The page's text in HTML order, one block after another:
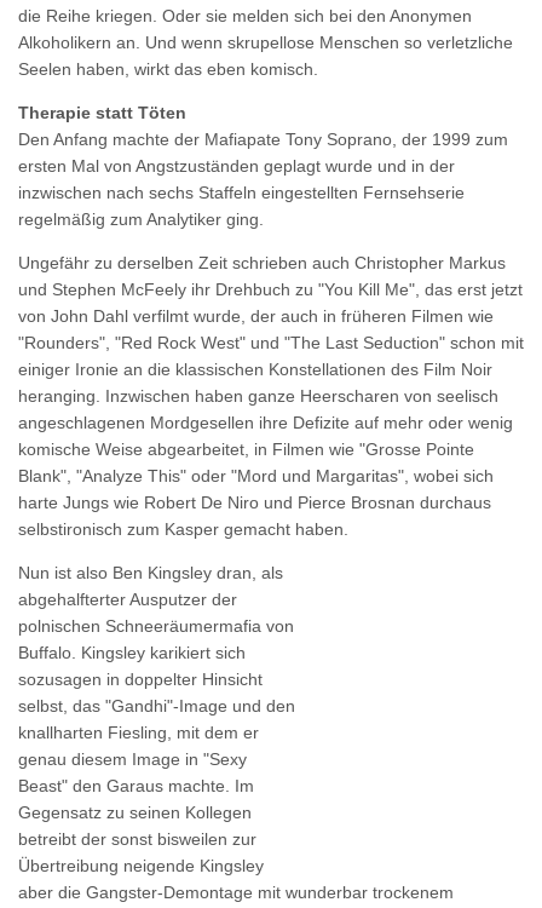
die Reihe kriegen. Oder sie melden sich bei den Anonymen
Alkoholikern an. Und wenn skrupellose Menschen so verletzliche
Seelen haben, wirkt das eben komisch.
Therapie statt Töten
Den Anfang machte der Mafiapate Tony Soprano, der 1999 zum
ersten Mal von Angstzuständen geplagt wurde und in der
inzwischen nach sechs Staffeln eingestellten Fernsehserie
regelmäßig zum Analytiker ging.
Ungefähr zu derselben Zeit schrieben auch Christopher Markus
und Stephen McFeely ihr Drehbuch zu "You Kill Me", das erst jetzt
von John Dahl verfilmt wurde, der auch in früheren Filmen wie
"Rounders", "Red Rock West" und "The Last Seduction" schon mit
einiger Ironie an die klassischen Konstellationen des Film Noir
heranging. Inzwischen haben ganze Heerscharen von seelisch
angeschlagenen Mordgesellen ihre Defizite auf mehr oder wenig
komische Weise abgearbeitet, in Filmen wie "Grosse Pointe
Blank", "Analyze This" oder "Mord und Margaritas", wobei sich
harte Jungs wie Robert De Niro und Pierce Brosnan durchaus
selbstironisch zum Kasper gemacht haben.
Nun ist also Ben Kingsley dran, als
abgehalfterter Ausputzer der
polnischen Schneeräumermafia von
Buffalo. Kingsley karikiert sich
sozusagen in doppelter Hinsicht
selbst, das "Gandhi"-Image und den
knallharten Fiesling, mit dem er
genau diesem Image in "Sexy
Beast" den Garaus machte. Im
Gegensatz zu seinen Kollegen
betreibt der sonst bisweilen zur
Übertreibung neigende Kingsley
aber die Gangster-Demontage mit wunderbar trockenem